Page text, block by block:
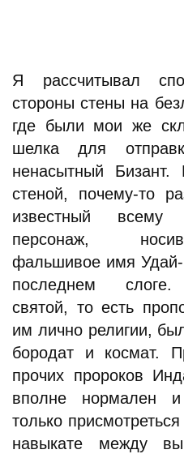
Я рассчитывал
стороны стены на
где были мои же
шелка для
ненасытный
стеной, почему-то
известный всему
персонаж,
фальшивое имя
последнем слоге.
святой, то есть
им лично религии,
бородат и космат.
прочих пророков
вполне нормален
только
навыкате между